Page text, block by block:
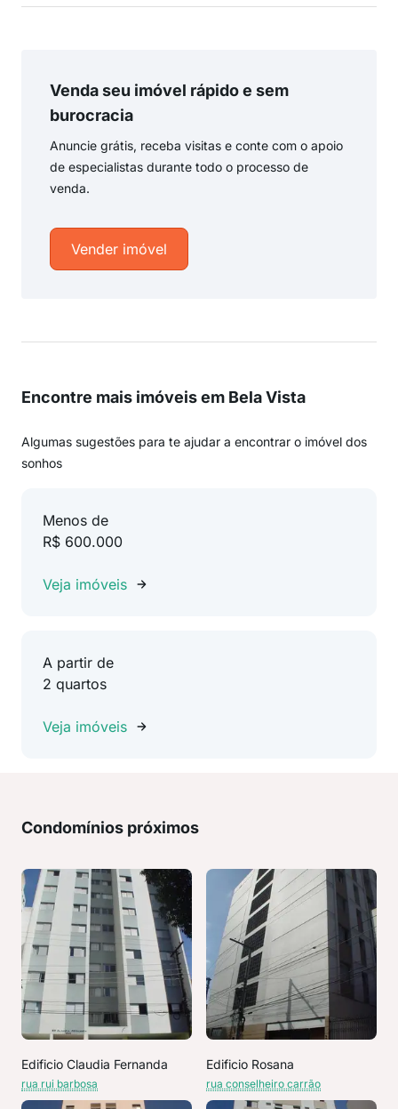
Venda seu imóvel rápido e sem
burocracia
Anuncie grátis, receba visitas e conte com o apoio
de especialistas durante todo o processo de
venda.
Vender imóvel
Encontre mais imóveis em Bela Vista
Algumas sugestões para te ajudar a encontrar o imóvel dos
sonhos
Menos de
R$ 600.000
Veja imóveis
A partir de
2 quartos
Veja imóveis
Condomínios próximos
Edificio Claudia Fernanda
rua rui barbosa
Edificio Rosana
rua conselheiro carrão